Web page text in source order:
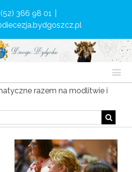
366 98 01
razem na modlitwie i